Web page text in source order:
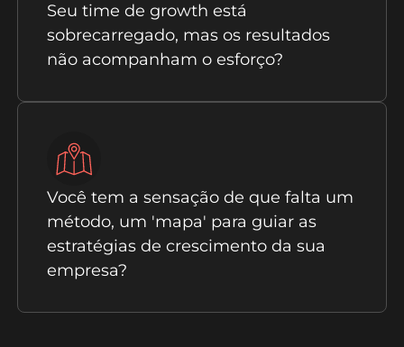
Seu time de growth está
sobrecarregado, mas os resultados
não acompanham o esforço?
Você tem a sensação de que falta um
método, um 'mapa' para guiar as
estratégias de crescimento da sua
empresa?